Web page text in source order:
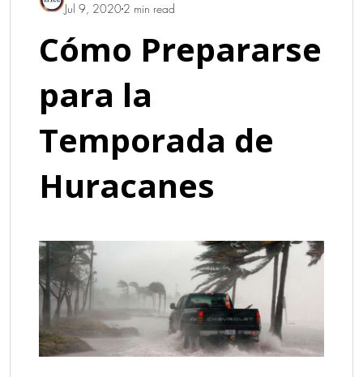
Jul 9, 20202 min read
Cómo Prepararse
para la
Temporada de
Huracanes